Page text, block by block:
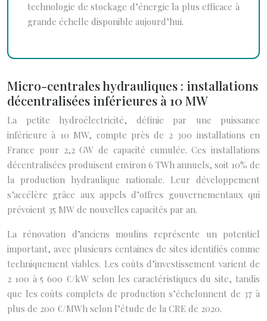
technologie de stockage d’énergie la plus efficace à
grande échelle disponible aujourd’hui.
Micro-centrales hydrauliques : installations
décentralisées inférieures à 10 MW
La petite hydroélectricité, définie par une puissance
inférieure à 10 MW, compte près de 2 300 installations en
France pour 2,2 GW de capacité cumulée. Ces installations
décentralisées produisent environ 6 TWh annuels, soit 10% de
la production hydraulique nationale. Leur développement
s’accélère grâce aux appels d’offres gouvernementaux qui
prévoient 35 MW de nouvelles capacités par an.
La rénovation d’anciens moulins représente un potentiel
important, avec plusieurs centaines de sites identifiés comme
techniquement viables. Les coûts d’investissement varient de
2 100 à 5 600 €/kW selon les caractéristiques du site, tandis
que les coûts complets de production s’échelonnent de 37 à
plus de 200 €/MWh selon l’étude de la CRE de 2020.